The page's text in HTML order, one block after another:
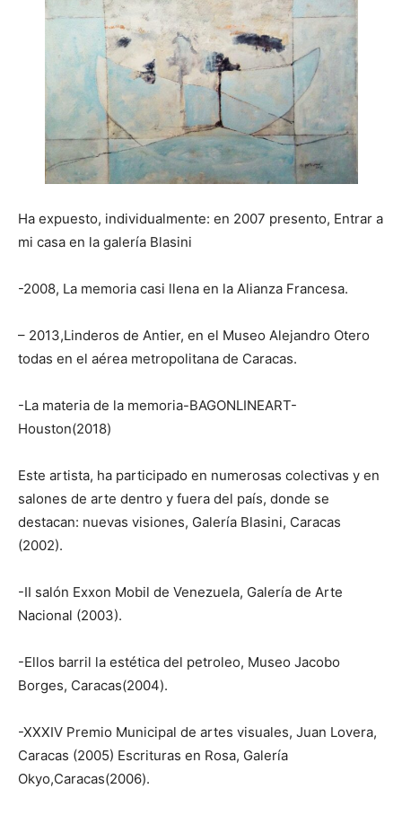
Ha expuesto, individualmente: en 2007 presento, Entrar a
mi casa en la galería Blasini
-2008, La memoria casi llena en la Alianza Francesa.
– 2013,Linderos de Antier, en el Museo Alejandro Otero
todas en el aérea metropolitana de Caracas.
-La materia de la memoria-BAGONLINEART-
Houston(2018)
Este artista, ha participado en numerosas colectivas y en
salones de arte dentro y fuera del país, donde se
destacan: nuevas visiones, Galería Blasini, Caracas
(2002).
-II salón Exxon Mobil de Venezuela, Galería de Arte
Nacional (2003).
-Ellos barril la estética del petroleo, Museo Jacobo
Borges, Caracas(2004).
-XXXIV Premio Municipal de artes visuales, Juan Lovera,
Caracas (2005) Escrituras en Rosa, Galería
Okyo,Caracas(2006).